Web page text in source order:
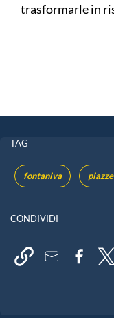
trasformarle in
TAG
fontaniva
CONDIVIDI